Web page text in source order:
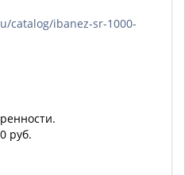
catalog/ibanez-sr-1000-
руб.